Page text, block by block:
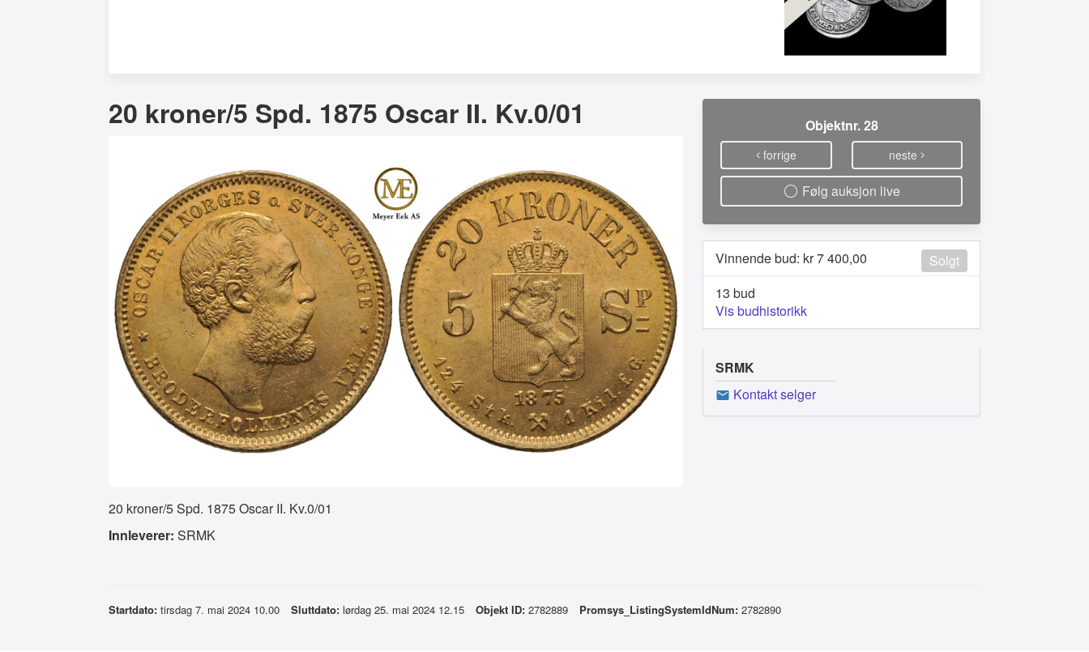
20 kroner/5 Spd. 1875 Oscar II. Kv.0/01
20 kroner/5 Spd. 1875 Oscar II. Kv.0/01
Innleverer: SRMK
Objektnr. 28
forrige neste
Følg auksjon live
Solgt
Vinnende bud: kr7 400,00
13 bud
Vis budhistorikk
SRMK
Kontakt selger
Startdato: tirsdag 7. mai 2024 10.00 Sluttdato: lørdag 25. mai 2024 12.15 Objekt ID: 2782889 Promsys_ListingSystemIdNum: 2782890